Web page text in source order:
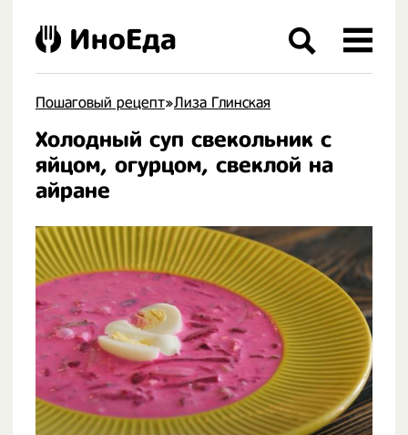
Пошаговый рецепт»Лиза Глинская
Холодный суп свекольник с
яйцом, огурцом, свеклой на
айране
ИноЕда